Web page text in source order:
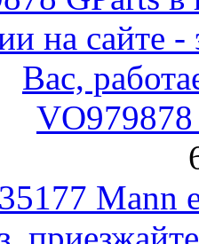
VO979878